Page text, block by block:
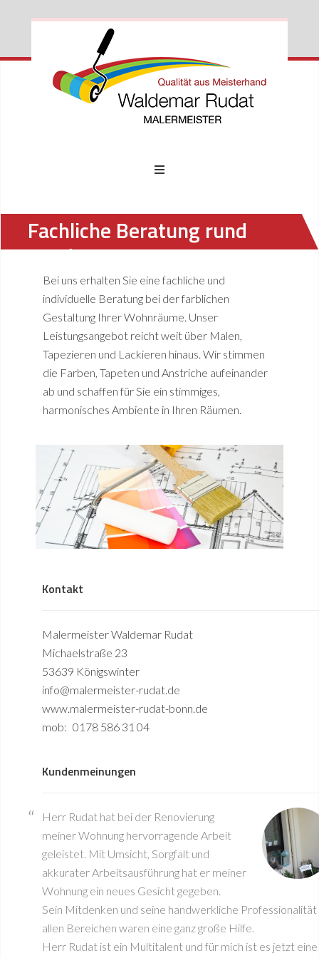
Fachliche Beratung rund
um das Haus
Bei uns erhalten Sie eine fachliche und
individuelle Beratung bei der farblichen
Gestaltung Ihrer Wohnräume. Unser
Leistungsangebot reicht weit über Malen,
Tapezieren und Lackieren hinaus. Wir stimmen
die Farben, Tapeten und Anstriche aufeinander
ab und schaffen für Sie ein stimmiges,
harmonisches Ambiente in Ihren Räumen.
Kontakt
Malermeister Waldemar Rudat
Michaelstraße 23
53639 Königswinter
info@malermeister-rudat.de
www.malermeister-rudat-bonn.de
mob: 0178 586 31 04
Kundenmeinungen
Herr Rudat hat bei der Renovierung
meiner Wohnung hervorragende Arbeit
geleistet. Mit Umsicht, Sorgfalt und
akkurater Arbeitsausführung hat er meiner
Wohnung ein neues Gesicht gegeben.
Sein Mitdenken und seine handwerkliche Professionalität
allen Bereichen waren eine ganz große Hilfe.
Herr Rudat ist ein Multitalent und für mich ist es jetzt eine